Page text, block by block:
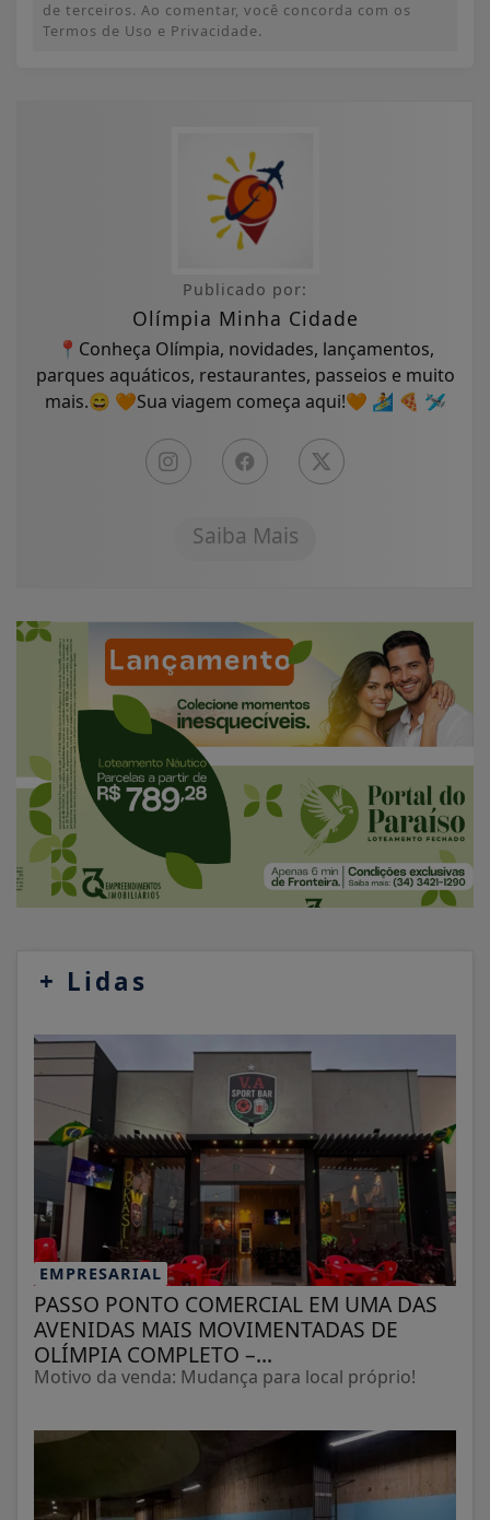
de terceiros. Ao comentar, você concorda com os
Termos de Uso e Privacidade.
Publicado por:
Olímpia Minha Cidade
📍Conheça Olímpia, novidades, lançamentos,
parques aquáticos, restaurantes, passeios e muito
mais.😄 🧡Sua viagem começa aqui!🧡 🏄 🍕 🛩
Saiba Mais
+ Lidas
EMPRESARIAL
PASSO PONTO COMERCIAL EM UMA DAS
AVENIDAS MAIS MOVIMENTADAS DE
OLÍMPIA COMPLETO –...
Motivo da venda: Mudança para local próprio!